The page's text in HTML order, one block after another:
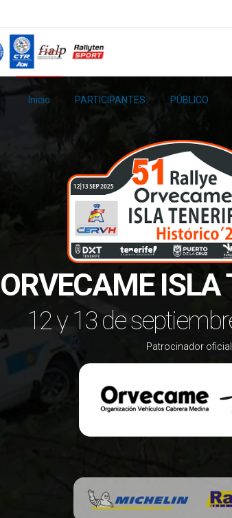
Inicio PARTICIPANTES PÚBLICO
ISLA
Patrocinador oficial
12 y 13 de